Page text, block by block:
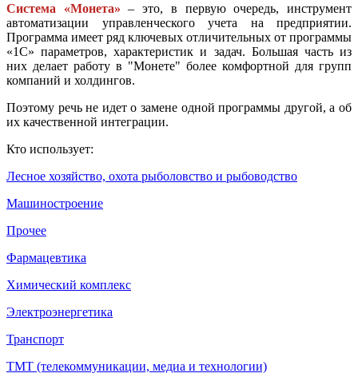
Система «Монета» – это, в первую очередь, инструмент
автоматизации управленческого учета на предприятии.
Программа имеет ряд ключевых отличительных от программы
«1С» параметров, характеристик и задач. Большая часть из
них делает работу в "Монете" более комфортной для групп
компаний и холдингов.
Поэтому речь не идет о замене одной программы другой, а об
их качественной интеграции.
Кто использует:
Лесное хозяйство, охота рыболовство и рыбоводство
Машиностроение
Прочее
Фармацевтика
Химический комплекс
Электроэнергетика
Транспорт
ТМТ (телекоммуникации, медиа и технологии)